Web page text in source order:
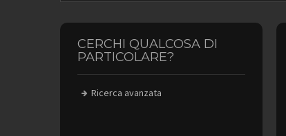
CERCHI QUALCOSA DI
PARTICOLARE?
Ricerca avanzata